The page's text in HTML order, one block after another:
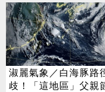
淑麗氣象／白海豚路
歧！「這地區」父親